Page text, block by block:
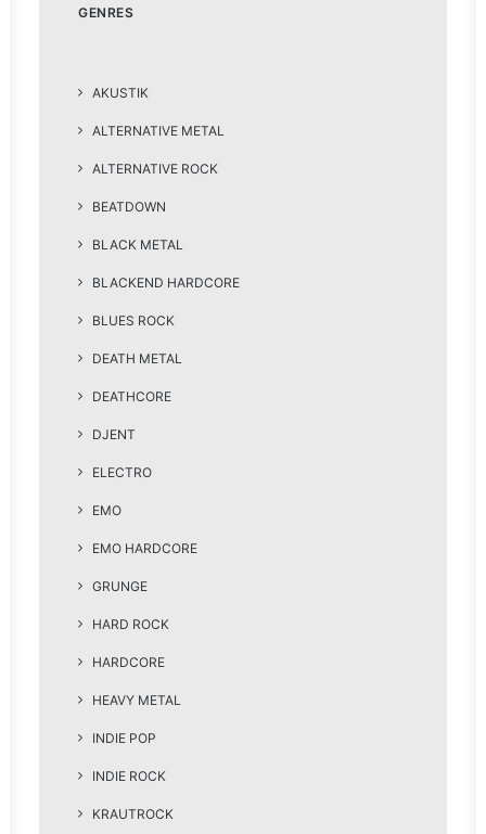
GENRES
AKUSTIK
ALTERNATIVE METAL
ALTERNATIVE ROCK
BEATDOWN
BLACK METAL
BLACKEND HARDCORE
BLUES ROCK
DEATH METAL
DEATHCORE
DJENT
ELECTRO
EMO
EMO HARDCORE
GRUNGE
HARD ROCK
HARDCORE
HEAVY METAL
INDIE POP
INDIE ROCK
KRAUTROCK